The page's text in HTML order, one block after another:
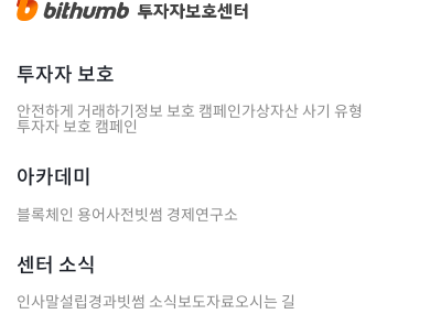
투자자 보호
안전하게 거래하기 정보 보호 캠페인가상자산 사기 유형
투자자 보호 캠페인
아카데미
블록체인 용어사전빗썸 경제연구소
센터 소식
인사말설립경과빗썸 소식보도자료오시는 길